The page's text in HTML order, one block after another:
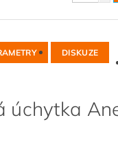
DISKUZE
úchytka